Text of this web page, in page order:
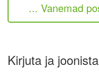
... Vanemad
Kirjuta ja